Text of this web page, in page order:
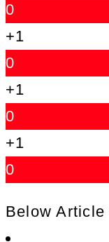
0
+1
0
+1
0
+1
0
Below Article